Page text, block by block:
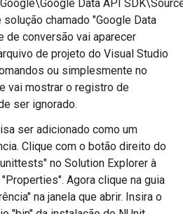
Data API
chamado "Google Data
de conversão vai aparecer
de projeto do Visual Studio
ou simplesmente no
vai mostrar o registro de
ser ignorado.
ser adicionado como um
Clique com o botão direito do
no Solution Explorer à
Agora clique na guia
na janela que abrir. Insira o